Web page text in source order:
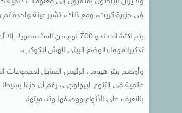
فى جزيرة كريت، ومع ذلك، تشير عينة واحدة تم
يتم اكتشاف نحو 700 نوع من
تذكيرا مهما بالوضع البيئى الهش للكوكب.
وأوضح بيتر هيومر، الرئيس السابق لمجموعات
عالمية فى التنوع البيولوجى، رغم أن جزءا
بالتعرف على الأنواع ووصفها وتسميتها.